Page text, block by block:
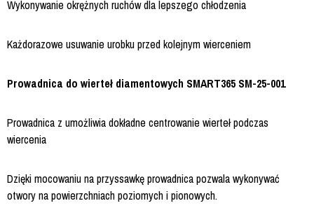
Wykonywanie okrężnych ruchów dla lepszego chłodzenia
Każdorazowe usuwanie urobku przed kolejnym wierceniem
Prowadnica do wierteł diamentowych SMART365 SM-25-001
Prowadnica z umożliwia dokładne centrowanie wierteł podczas
wiercenia
Dzięki mocowaniu na przyssawkę prowadnica pozwala wykonywać
otwory na powierzchniach poziomych i pionowych.